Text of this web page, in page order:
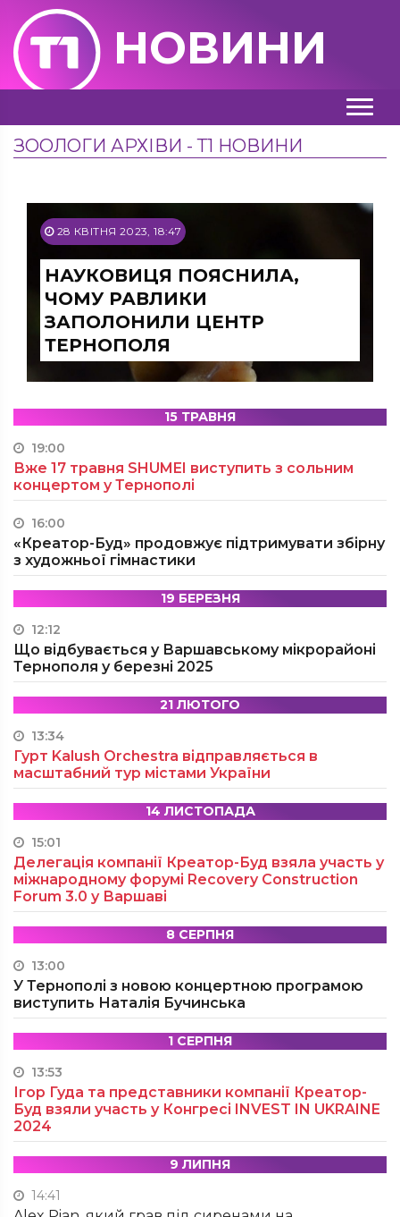
НОВИНИ
ЗООЛОГИ АРХІВИ - Т1 НОВИНИ
28 КВІТНЯ 2023, 18:47
НАУКОВИЦЯ ПОЯСНИЛА,
ЧОМУ РАВЛИКИ
ЗАПОЛОНИЛИ ЦЕНТР
ТЕРНОПОЛЯ
15 ТРАВНЯ
19:00
Вже 17 травня SHUMEI виступить з сольним
концертом у Тернополі
16:00
«Креатор-Буд» продовжує підтримувати збірну
з художньої гімнастики
19 БЕРЕЗНЯ
12:12
Що відбувається у Варшавському мікрорайоні
Тернополя у березні 2025
21 ЛЮТОГО
13:34
Гурт Kalush Orchestra відправляється в
масштабний тур містами України
14 ЛИСТОПАДА
15:01
Делегація компанії Креатор-Буд взяла участь у
міжнародному форумі Recovery Construction
Forum 3.0 у Варшаві
8 СЕРПНЯ
13:00
У Тернополі з новою концертною програмою
виступить Наталія Бучинська
1 СЕРПНЯ
13:53
Ігор Гуда та представники компанії Креатор-
Буд взяли участь у Конгресі INVEST IN UKRAINE
2024
9 ЛИПНЯ
14:41